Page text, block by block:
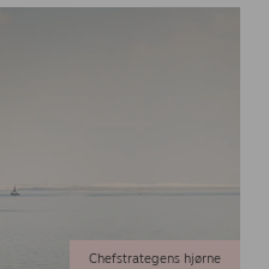
Chefstrategens hjørne